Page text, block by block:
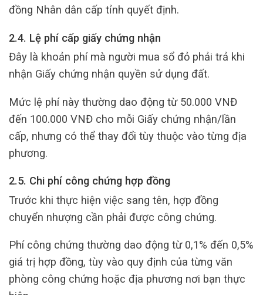
đồng Nhân dân cấp tỉnh quyết định.
2.4. Lệ phí cấp giấy chứng nhận
Đây là khoản phí mà người mua sổ đỏ phải trả khi
nhận Giấy chứng nhận quyền sử dụng đất.
Mức lệ phí này thường dao động từ 50.000 VNĐ
đến 100.000 VNĐ cho mỗi Giấy chứng nhận/lần
cấp, nhưng có thể thay đổi tùy thuộc vào từng địa
phương.
2.5. Chi phí công chứng hợp đồng
Trước khi thực hiện việc sang tên, hợp đồng
chuyển nhượng cần phải được công chứng.
Phí công chứng thường dao động từ 0,1% đến 0,5%
giá trị hợp đồng, tùy vào quy định của từng văn
phòng công chứng hoặc địa phương nơi bạn thực